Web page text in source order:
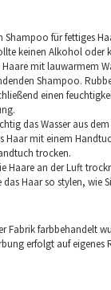
Shampoo für fettiges
keinen Alkohol oder
Haare mit lauwarmem
Shampoo.
einen
das Wasser aus
Haar mit einem
trocken.
Haare an der Luft
Haar so stylen, wie
Fabrik farbbehandelt
erfolgt auf eigenes